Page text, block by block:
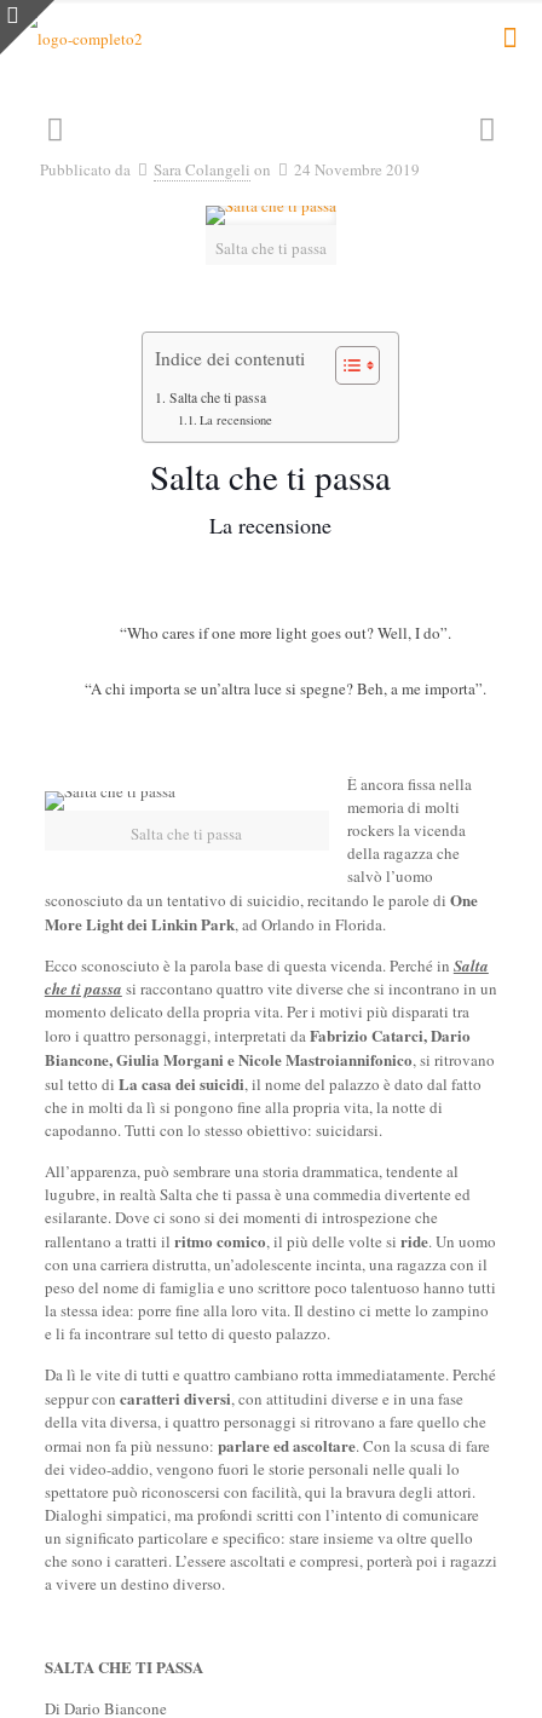
Pubblicato da Sara Colangeli on 24 Novembre 2019
Salta che ti passa
Indice dei contenuti
Salta che ti passa
La recensione
Salta che ti passa
La recensione
“Who cares if one more light goes out? Well, I do”.
“A chi importa se un’altra luce si spegne? Beh, a me importa”.
Salta che ti passa
È ancora fissa nella
memoria di molti
rockers la vicenda
della ragazza che
salvò l’uomo
sconosciuto da un tentativo di suicidio, recitando le parole di One
More Light dei Linkin Park, ad Orlando in Florida.
Ecco sconosciuto è la parola base di questa vicenda. Perché in Salta
che ti passa si raccontano quattro vite diverse che si incontrano in un
momento delicato della propria vita. Per i motivi più disparati tra
loro i quattro personaggi, interpretati daFabrizio Catarci, Dario
Biancone, Giulia Morgani e Nicole Mastroiannifonico, si ritrovano
sul tetto di La casa dei suicidi, il nome del palazzo è dato dal fatto
che in molti da lì si pongono fine alla propria vita, la notte di
capodanno. Tutti con lo stesso obiettivo: suicidarsi.
All’apparenza, può sembrare una storia drammatica, tendente al
lugubre, in realtà Salta che ti passa è una commedia divertente ed
esilarante. Dove ci sono si dei momenti di introspezione che
rallentano a tratti il ritmo comico, il più delle volte si ride. Un uomo
con una carriera distrutta, un’adolescente incinta, una ragazza con il
peso del nome di famiglia e uno scrittore poco talentuoso hanno tutti
la stessa idea: porre fine alla loro vita. Il destino ci mette lo zampino
e li fa incontrare sul tetto di questo palazzo.
Da lì le vite di tutti e quattro cambiano rotta immediatamente. Perché
seppur con caratteri diversi, con attitudini diverse e in una fase
della vita diversa, i quattro personaggi si ritrovano a fare quello che
ormai non fa più nessuno: parlare ed ascoltare. Con la scusa di fare
dei video-addio, vengono fuori le storie personali nelle quali lo
spettatore può riconoscersi con facilità, qui la bravura degli attori.
Dialoghi simpatici, ma profondi scritti con l’intento di comunicare
un significato particolare e specifico: stare insieme va oltre quello
che sono i caratteri. L’essere ascoltati e compresi, porterà poi i ragazzi
a vivere un destino diverso.
SALTA CHE TI PASSA
Di Dario Biancone